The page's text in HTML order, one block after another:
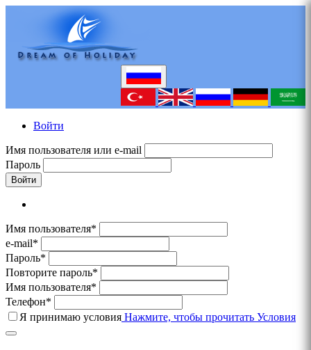
Войти
Имя пользователя или e-mail
Пароль
Войти
Имя пользователя*
e-mail*
Пароль*
Повторите пароль*
Имя пользователя*
Телефон*
Я принимаю условия Нажмите, чтобы прочитать Условия